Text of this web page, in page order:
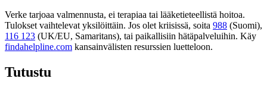
Verke tarjoaa valmennusta, ei terapiaa tai lääketieteellistä hoitoa.
Tulokset vaihtelevat yksilöittäin. Jos olet kriisissä, soita 988 (Suomi),
116 123 (UK/EU, Samaritans), tai paikallisiin hätäpalveluihin. Käy
findahelpline.com kansainvälisten resurssien luetteloon.
Tutustu